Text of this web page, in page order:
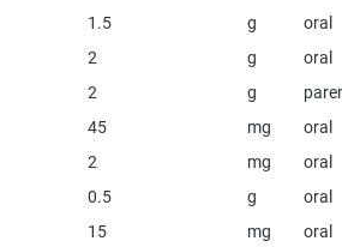
1.5 g oral
2 g
oral
2
g
45 mg
oral
2 mg
oral
0.5 g
oral
15 mg oral